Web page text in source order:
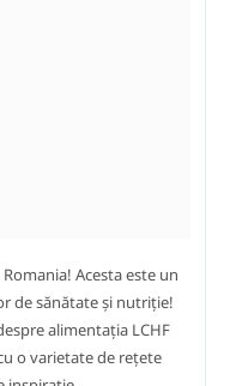
Acesta este un
de sănătate și nutriție!
alimentația LCHF
o varietate de rețete